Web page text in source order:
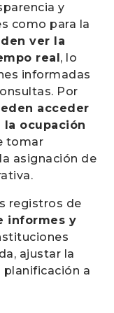
y
como para la
ver la
real, lo
informadas
Por
acceder
ocupación
tomar
asignación de
registros de
informes y
ajustar la
a